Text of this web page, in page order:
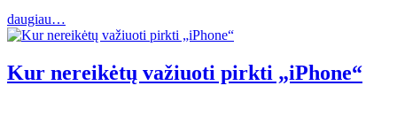
daugiau…
Kur nereikėtų važiuoti pirkti „iPhone“